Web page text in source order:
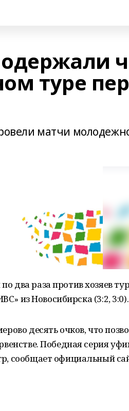
туре
матчи
два раза против хозяев
из Новосибирска (3:2, 3:0).
десять очков, что
Победная серия
сообщает официальный